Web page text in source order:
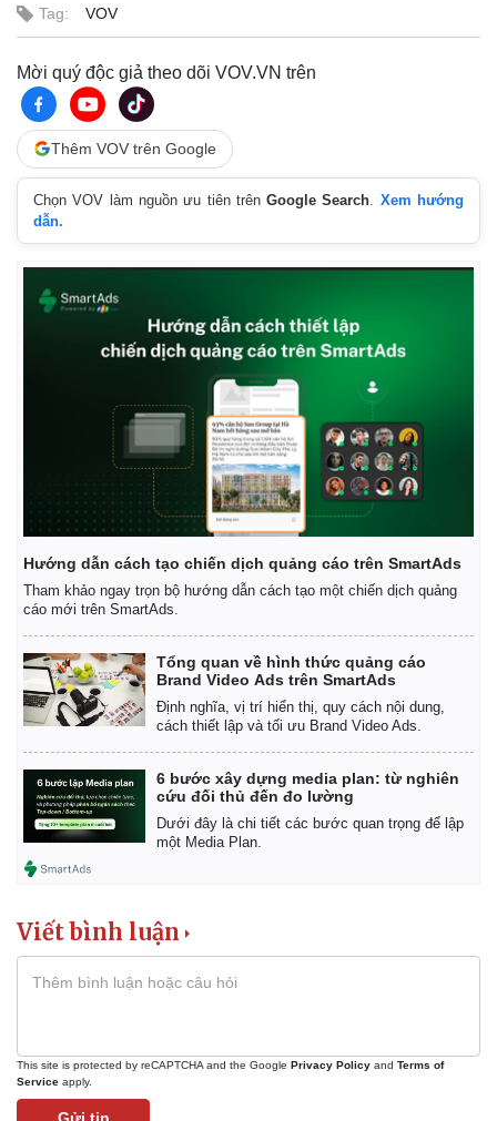
Kinh tế
Bất động sản
Khởi nghiệp
Thị trường
Giá vàng
Tiêu dùng
Tỷ giá
Giá cà phê
Tag: VOV
Mời quý độc giả theo dõi VOV.VN trên
Thêm VOV trên Google
Chọn VOV làm nguồn ưu tiên trênGoogle Search
Xem hướng
dẫn.
Hướng dẫn cách tạo chiến dịch quảng cáo trên SmartAds
Tham khảo ngay trọn bộ hướng dẫn cách tạo một chiến dịch quảng
cáo mới trên SmartAds.
Tổng quan về hình thức quảng cáo
Brand Video Ads trên SmartAds
Định nghĩa, vị trí hiển thị, quy cách nội dung,
cách thiết lập và tối ưu Brand Video Ads.
6 bước xây dựng media plan: từ nghiên
cứu đối thủ đến đo lường
Dưới đây là chi tiết các bước quan trọng để lập
một Media Plan.
Viết bình luận
This site is protected by reCAPTCHA and the Google Privacy Policy and Terms of
Service apply.